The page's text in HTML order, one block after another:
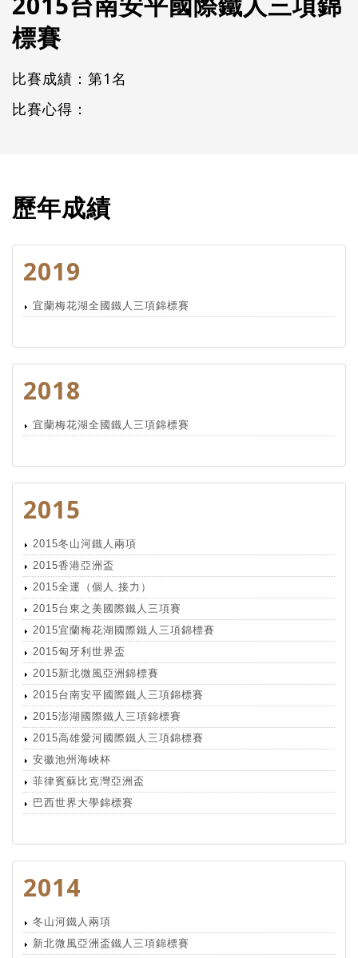
標賽
比賽成績：第1名
比賽心得：
歷年成績
2019
宜蘭梅花湖全國鐵人三項錦標賽
2018
宜蘭梅花湖全國鐵人三項錦標賽
2015
2015冬山河鐵人兩項
2015香港亞洲盃
2015全運（個人.接力）
2015台東之美國際鐵人三項賽
2015宜蘭梅花湖國際鐵人三項錦標賽
2015匈牙利世界盃
2015新北微風亞洲錦標賽
2015台南安平國際鐵人三項錦標賽
2015澎湖國際鐵人三項錦標賽
2015高雄愛河國際鐵人三項錦標賽
安徽池州海峽杯
菲律賓蘇比克灣亞洲盃
巴西世界大學錦標賽
2014
冬山河鐵人兩項
新北微風亞洲盃鐵人三項錦標賽